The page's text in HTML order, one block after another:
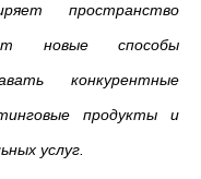
пространство
новые способы
конкурентные
продукты и
услуг.